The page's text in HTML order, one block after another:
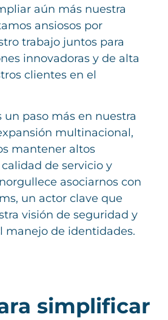
aún más nuestra
ansiosos por
trabajo juntos para
innovadoras y de alta
clientes en el
un paso más en nuestra
multinacional,
mantener altos
de servicio y
asociarnos con
un actor clave que
visión de seguridad y
manejo de identidades.
simplificar